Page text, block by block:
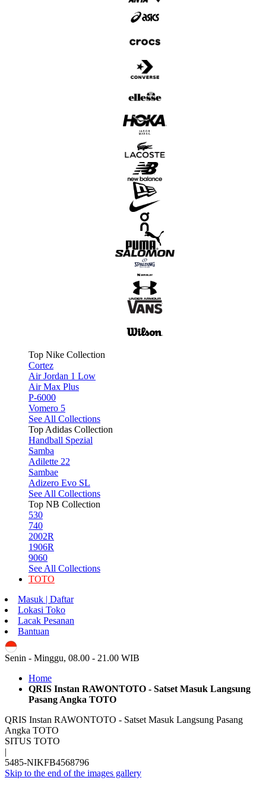
Top Nike Collection
Cortez
Air Jordan 1 Low
Air Max Plus
P-6000
Vomero 5
See All Collections
Top Adidas Collection
Handball Spezial
Samba
Adilette 22
Sambae
Adizero Evo SL
See All Collections
Top NB Collection
530
740
2002R
1906R
9060
See All Collections
TOTO
Masuk | Daftar
Lokasi Toko
Lacak Pesanan
Bantuan
Senin - Minggu, 08.00 - 21.00 WIB
Home
QRIS Instan RAWONTOTO - Satset Masuk Langsung
Pasang Angka TOTO
QRIS Instan RAWONTOTO - Satset Masuk Langsung Pasang
Angka TOTO
SITUS TOTO
|
5485-NIKFB4568796
Skip to the end of the images gallery